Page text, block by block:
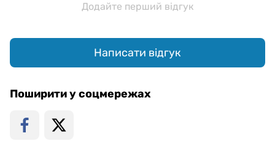
Додайте перший відгук
Написати відгук
Поширити у соцмережах